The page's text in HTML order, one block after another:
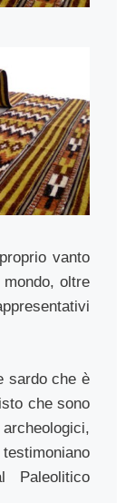
vanto
oltre
sardo che è
che sono
Paleolitico